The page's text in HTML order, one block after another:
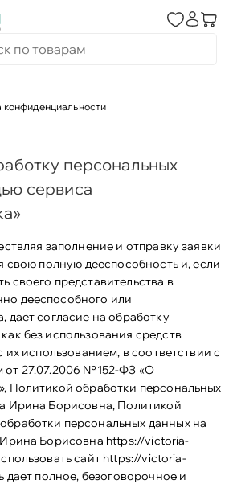
конфиденциальности
персональных
сервиса
заполнение и отправку заявки
свою полную дееспособность и, если
своего представительства в
дееспособного или
дает согласие на обработку
без использования средств
их использованием, в соответствии с
от 27.07.2006 №152-ФЗ «О
Политикой обработки персональных
Ирина Борисовна, Политикой
персональных данных на
Борисовна https://victoria-
сайт https://victoria-
дает полное, безоговорочное и